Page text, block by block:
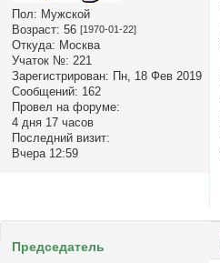
Пол: Мужской
Возраст: 56 [1970-01-22]
Откуда: Москва
Учаток №: 221
Зарегистрирован: Пн, 18 Фев 2019
Сообщений: 162
Провел на форуме:
4 дня 17 часов
Последний визит:
Вчера 12:59
Председатель